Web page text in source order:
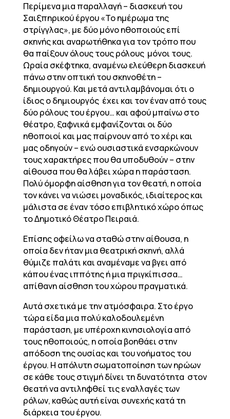
Περίμενα μια παραλλαγή – διασκευή του
Σαιξπηρικού έργου «Το ημέρωμα της
στρίγγλας», με δύο μόνο ηθοποιούς επί
σκηνής και αναρωτήθηκα για τον τρόπο που
θα παίξουν όλους τους ρόλους μόνοι τους.
Ωραία σκέφτηκα, αναμένω ελεύθερη διασκευή
πάνω στην οπτική του σκηνοθέτη –
δημιουργού. Και μετά αντιλαμβάνομαι ότι ο
ίδιος ο δημιουργός έχει και τον έναν από τους
δύο ρόλους του έργου… και αφού μπαίνω στο
θέατρο, ξαφνικά εμφανίζονται οι δύο
ηθοποιοί και μας παίρνουν από το χέρι και
μας οδηγούν – ενώ ουσιαστικά ενσαρκώνουν
τους χαρακτήρες που θα υποδυθούν – στην
αίθουσα που θα λάβει χώρα η παράσταση.
Πολύ όμορφη αίσθηση για τον θεατή, η οποία
τον κάνει να νιώσει μοναδικός, ιδιαίτερος και
μάλιστα σε έναν τόσο επιβλητικό χώρο όπως
το Δημοτικό Θέατρο Πειραιά.
Επίσης οφείλω να σταθώ στην αίθουσα, η
οποία δεν ήταν μια θεατρική σκηνή, αλλά
θύμιζε παλάτι και αναμέναμε να βγει από
κάπου ένας ιππότης ή μια πριγκίπισσα…
απίθανη αίσθηση του χώρου πραγματικά.
Αυτά σχετικά με την ατμόσφαιρα. Στο έργο
τώρα είδα μια πολύ καλοδουλεμένη
παράσταση, με υπέροχη κινησιολογία από
τους ηθοποιούς, η οποία βοηθάει στην
απόδοση της ουσίας και του νοήματος του
έργου. Η απόλυτη σωματοποίηση των ηρώων
σε κάθε τους στιγμή δίνει τη δυνατότητα στον
θεατή να αντιληφθεί τις εναλλαγές των
ρόλων, καθώς αυτή είναι συνεχής κατά τη
διάρκεια του έργου.